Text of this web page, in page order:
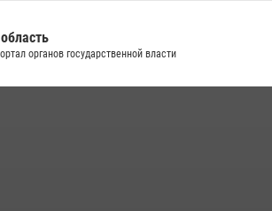
7
органов государственной власти